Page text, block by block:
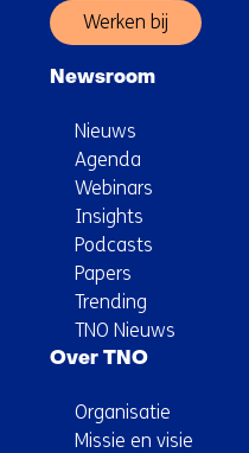
Werken bij
Newsroom
Nieuws
Agenda
Webinars
Insights
Podcasts
Papers
Trending
TNO Nieuws
Over TNO
Organisatie
Missie en visie